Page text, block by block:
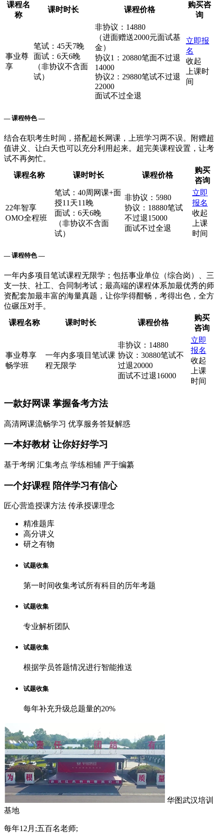
课程名
称
课时时长 课程价格
购买咨
询
事业尊
享
笔试：45天7晚
面试：6天6晚
（非协议不含面
试）
非协议：14880
（进面赠送2000元面试基
金）
协议1：20880笔面不过退
14000
协议2：29880笔试不过退
22000
面试不过全退
立即报
名
收起
上课时
间
— 课程特色 —
结合在职考生时间，搭配超长网课，上班学习两不误。附赠超
值讲义、让白天也可以充分利用起来。超完美课程设置，让考
试不再匆忙。
课程名称
课时时长 课程价格
购买
咨询
22年智享
OMO全程班
笔试：40周网课+面
授11天11晚
面试：6天6晚
（非协议不含面
试）
非协议：5980
协议：18880笔试
不过退15000
面试不过全退
立即
报名
收起
上课
时间
— 课程特色 —
一年内多项目笔试课程无限学；包括事业单位（综合岗）、三
支一扶、社工、合同制考试；最高端的课程体系加最优秀的师
资配套加最丰富的海量真题，让你学得酣畅，考得出色，全方
位碾压对手。
课程名称
课时时长 课程价格
购买
咨询
事业尊享
畅学班
一年内多项目笔试课
程无限学
非协议：14880
协议：30880笔试不
过退20000
面试不过退16000
立即
报名
收起
上课
时间
一款好网课 掌握备考方法
高清网课流畅学习 优享服务答疑解惑
一本好教材让你好好学习
基于考纲 汇集考点 学练相辅 严于编纂
一个好课程 陪伴学习有信心
匠心营造授课方法 传承授课理念
精准题库
高分讲义
研之有物
试题收集
第一时间收集考试所有科目的历年考题
试题收集
专业解析团队
试题收集
根据学员答题情况进行智能推送
试题收集
每年补充升级总题量的20%
华图武汉培训
基地
每年12月;五百名老师;